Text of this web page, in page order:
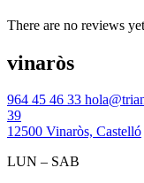
There are no reviews
vinaròs
964 45 46 33
39
12500 Vinaròs, Castelló
LUN – SAB